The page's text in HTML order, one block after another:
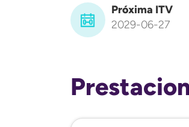
Próxima ITV
2029-06-27